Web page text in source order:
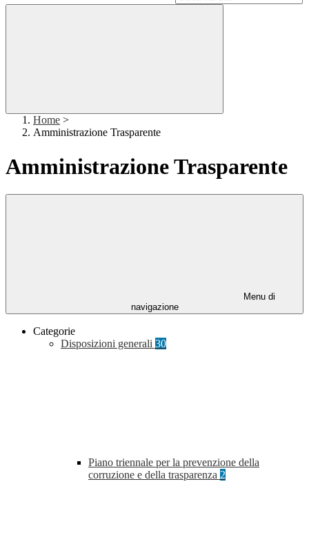
Home >
Amministrazione Trasparente
Amministrazione Trasparente
Menu di
navigazione
Categorie
Disposizioni generali 30
Piano triennale per la prevenzione della
corruzione e della trasparenza 2